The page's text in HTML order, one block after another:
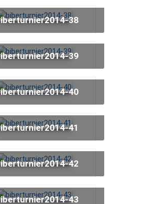
biberturnier2014-38
biberturnier2014-39
biberturnier2014-40
biberturnier2014-41
biberturnier2014-42
biberturnier2014-43